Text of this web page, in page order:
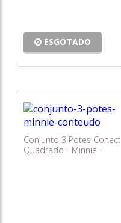
ESGOTADO
Conjunto 3 Potes Conect
Quadrado - Minnie -